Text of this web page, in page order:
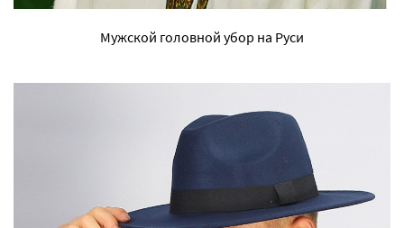
Мужской головной убор на Руси